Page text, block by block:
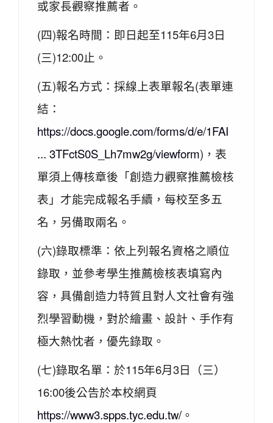
或家長觀察推薦者。
(四)報名時間：即日起至115年6月3日
(三)12:00止。
(五)報名方式：採線上表單報名(表單連
結：
https://docs.google.com/forms/d/e/1FAI
... 3TFctS0S_Lh7mw2g/viewform)，表
單須上傳核章後「創造力觀察推薦檢核
表」才能完成報名手續，每校至多五
名，另備取兩名。
(六)錄取標準：依上列報名資格之順位
錄取，並參考學生推薦檢核表填寫內
容，具備創造力特質且對人文社會有強
烈學習動機，對於繪畫、設計、手作有
極大熱忱者，優先錄取。
(七)錄取名單：於115年6月3日（三）
16:00後公告於本校網頁
https://www3.spps.tyc.edu.tw/。